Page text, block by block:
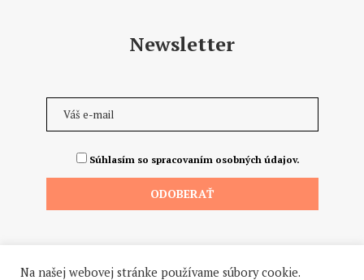
Newsletter
Súhlasím so spracovaním osobných údajov.
Na našej webovej stránke používame súbory cookie.